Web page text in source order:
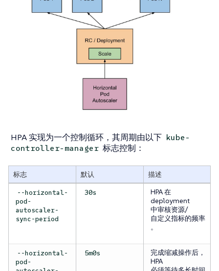
HPA 实现为一个控制循环，其周期由以下 kube-
controller-manager 标志控制：
标志 默认 描述
--horizontal-
pod-
autoscaler-
sync-period
30s
HPA 在
deployment
中审核资源/
自定义指标的频率
。
--horizontal-
pod-
5m0s
完成缩减操作后，
HPA